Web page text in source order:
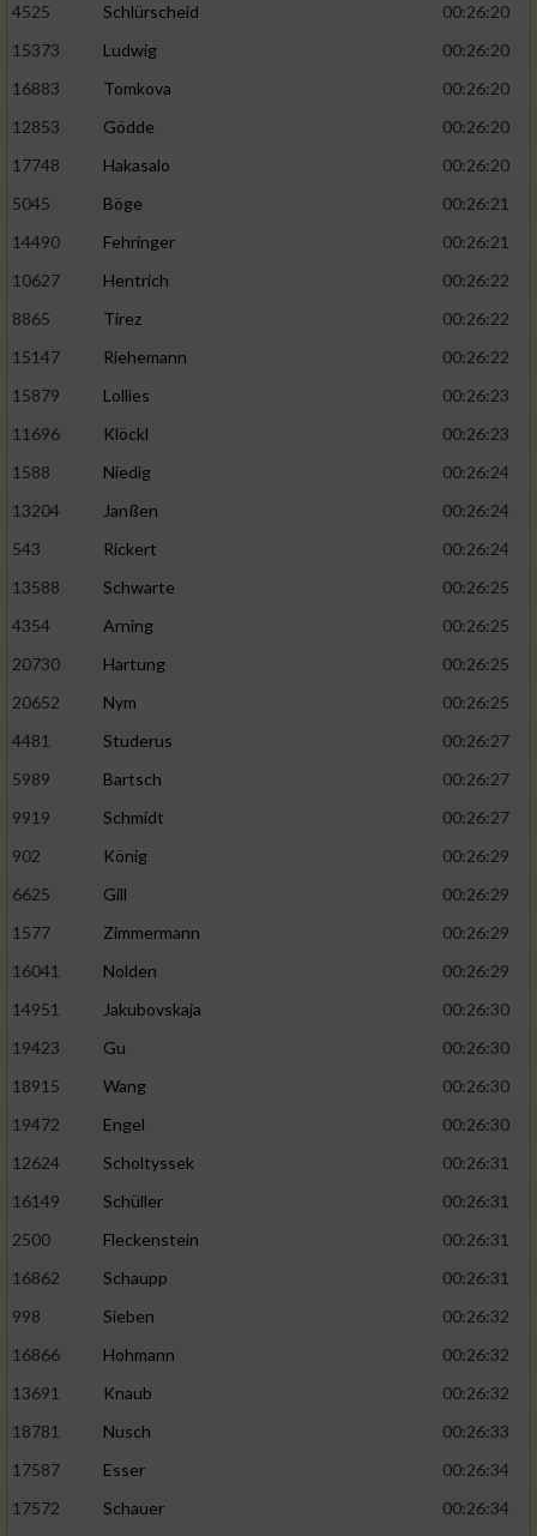
4525
Schlürscheid
00:26:20
15373
Ludwig
00:26:20
16883
Tomkova
00:26:20
12853
Gödde
00:26:20
17748
Hakasalo
00:26:20
5045
Böge
00:26:21
14490
Fehringer
00:26:21
10627
Hentrich
00:26:22
8865
Tirez
00:26:22
15147
Riehemann
00:26:22
15879
Lollies
00:26:23
11696
Klöckl
00:26:23
1588
Niedig
00:26:24
13204
Janßen
00:26:24
543
Rickert
00:26:24
13588
Schwarte
00:26:25
4354
Arning
00:26:25
20730
Hartung
00:26:25
20652
Nym
00:26:25
4481
Studerus
00:26:27
5989
Bartsch
00:26:27
9919
Schmidt
00:26:27
902
König
00:26:29
6625
Gill
00:26:29
1577
Zimmermann
00:26:29
16041
Nolden
00:26:29
14951
Jakubovskaja
00:26:30
19423
Gu
00:26:30
18915
Wang
00:26:30
19472
Engel
00:26:30
12624
Scholtyssek
00:26:31
16149
Schüller
00:26:31
2500
Fleckenstein
00:26:31
16862
Schaupp
00:26:31
998
Sieben
00:26:32
16866
Hohmann
00:26:32
13691
Knaub
00:26:32
18781
Nusch
00:26:33
17587
Esser
00:26:34
17572
Schauer 00:26:34